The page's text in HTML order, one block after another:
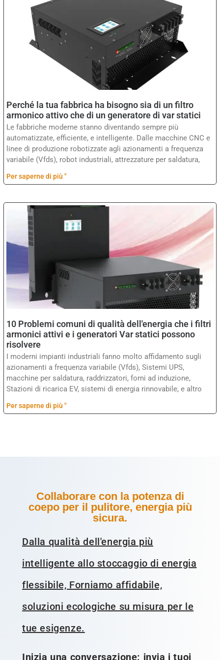
Perché la tua fabbrica ha bisogno sia di un filtro
armonico attivo che di un generatore di var statici
Le fabbriche moderne stanno diventando sempre più
automatizzate, efficiente, e intelligente. Dalle macchine CNC e
linee di produzione robotizzate agli azionamenti a frequenza
variabile (Vfds), robot industriali, attrezzature per saldatura,
Per saperne di più "
10 Problemi comuni di qualità dell'energia che i filtri
armonici attivi e i generatori Var statici possono
risolvere
I moderni impianti industriali fanno molto affidamento sugli
azionamenti a frequenza variabile (Vfds), Sistemi UPS,
macchine per saldatura, raddrizzatori, forni ad induzione,
Stazioni di ricarica EV, sistemi di energia rinnovabile, e altro
Per saperne di più "
Collaborare con la potenza di
coepo per il pulitore, energia più
sicura.
Dalla qualità dell'energia più
intelligente allo stoccaggio di energia
flessibile, Forniamo affidabile,
soluzioni ecologiche su misura per le
tue esigenze.
Inizia una conversazione: invia i tuoi